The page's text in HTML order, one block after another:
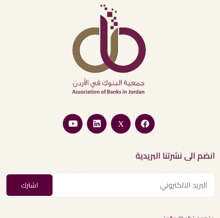
انضم الى نشرتنا البريدية